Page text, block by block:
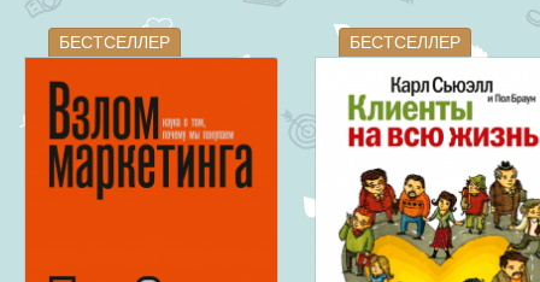
БЕСТСЕЛЛЕР БЕСТСЕЛЛЕР